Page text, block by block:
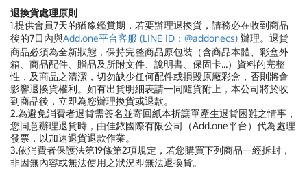
退換貨處理原則
1.提供會員7天的猶豫鑑賞期，若要辦理退換貨，請務必在收到商品
後的7日內與Add.one平台客服 (LINE ID：@addonecs) 辦理。退貨
商品必須為全新狀態，保持完整商品原包裝（含商品本體、彩盒外
箱、商品配件、贈品及所附文件、說明書、保固卡...）資料的完整
性，及商品之清潔，切勿缺少任何配件或損毀原廠彩盒，否則將會
影響退換貨權利。如有出貨明細表請一同隨貨附上，本公司將於收
到商品後，立即為您辦理換貨或退款。
2.為避免消費者退貨需簽名並寄回紙本折讓單產生退貨困難之情事，
您同意辦理退貨時，由佳銥國際有限公司（Add.one平台）代為處理
發票，以加速退貨退款作業。
3.依消費者保護法第19條第2項規定，若您購買下列商品一經拆封，
非因無內容或無法使用之狀況即無法退換貨。